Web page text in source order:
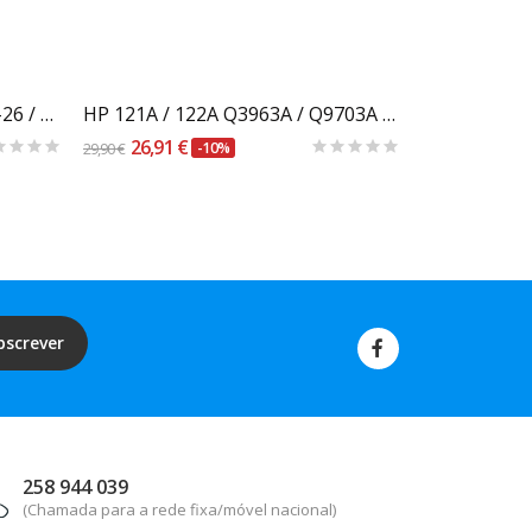
Toner Compatível Canon EP-26 / EP-27 / X-25 HP 121A / 122A Q3963A / Q9703A Magenta
29,90 € 26,91 € -10%
258 944 039
(Chamada para a rede fixa/móvel nacional)